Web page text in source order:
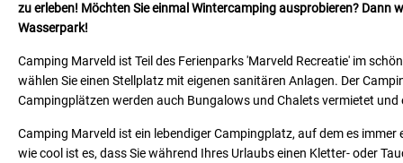
zu erleben! Möchten Sie einmal Wintercamping ausprobieren? Dann
Wasserpark!
Camping Marveld ist Teil des Ferienparks 'Marveld Recreatie' im
wählen Sie einen Stellplatz mit eigenen sanitären Anlagen. Der
Campingplätzen werden auch Bungalows und Chalets vermietet und
Camping Marveld ist ein lebendiger Campingplatz, auf dem es
wie cool ist es, dass Sie während Ihres Urlaubs einen Kletter- oder